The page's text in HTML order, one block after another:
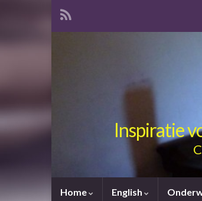
Inspiratie
Home English